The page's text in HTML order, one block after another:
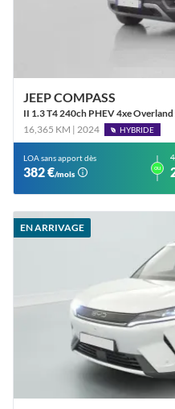
JEEP COMPASS
II 1.3 T4 240ch PHEV 4xe
16,365 KM | 2024
HYBRIDE
LOA sans apport dès
382 €/mois
ou
EN ARRIVAGE